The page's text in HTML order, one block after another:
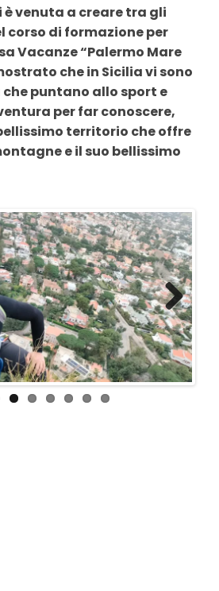
è venuta a creare tra gli
corso di formazione per
Vacanze “Palermo Mare
che in Sicilia vi sono
puntano allo sport e
per far conoscere,
territorio che offre
e il suo bellissimo
Next